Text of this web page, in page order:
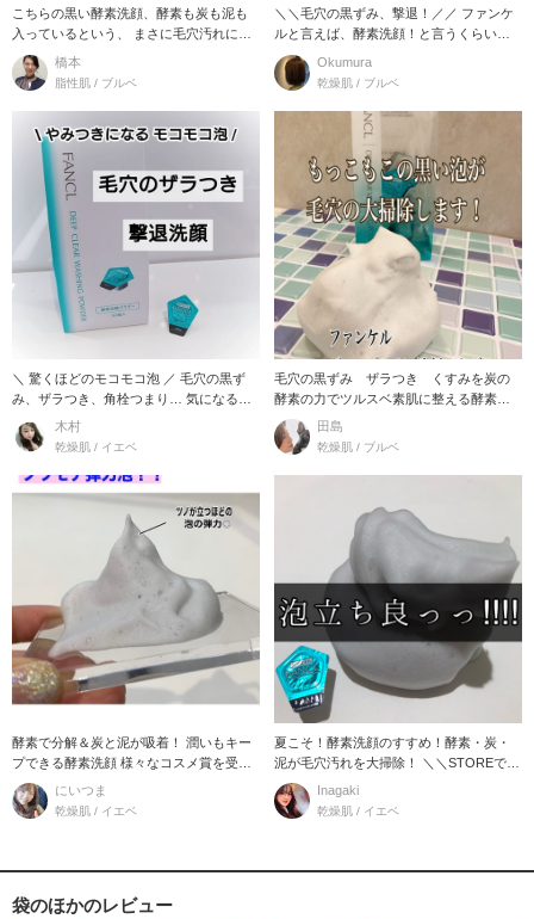
こちらの黒い酵素洗顔、酵素も炭も泥も
入っているという、 まさに毛穴汚れにう
ってつけの成分
橋本
脂性肌 / ブルベ
＼＼毛穴の黒ずみ、撃退！／／ ファンケ
ルと言えば、酵素洗顔！と言うくらい有
名ですよね
Okumura
乾燥肌 / ブルベ
＼ 驚くほどのモコモコ泡 ／ 毛穴の黒ず
み、ザラつき、角栓つまり… 気になる毛
穴の悩
木村
乾燥肌 / イエベ
毛穴の黒ずみ ザラつき くすみを炭の
酵素の力でツルスベ素肌に整える酵素洗
顔 【ファンケルデ
田島
乾燥肌 / ブルベ
酵素で分解＆炭と泥が吸着！ 潤いもキー
プできる酵素洗顔 様々なコスメ賞を受賞
している、お
にいつま
乾燥肌 / イエベ
夏こそ！酵素洗顔のすすめ！酵素・炭・
泥が毛穴汚れを大掃除！ ＼＼STOREでも
人気の酵素
Inagaki
乾燥肌 / イエベ
袋のほかのレビュー